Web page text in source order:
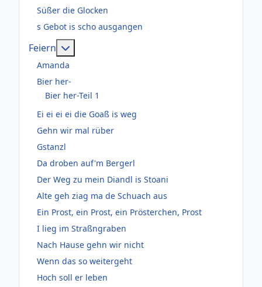
Süßer die Glocken
s Gebot is scho ausgangen
Feiern
Amanda
Bier her-
Bier her-Teil 1
Ei ei ei ei die Goaß is weg
Gehn wir mal rüber
Gstanzl
Da droben auf'm Bergerl
Der Weg zu mein Diandl is Stoani
Alte geh ziag ma de Schuach aus
Ein Prost, ein Prost, ein Prösterchen, Prost
I lieg im Straßngraben
Nach Hause gehn wir nicht
Wenn das so weitergeht
Hoch soll er leben